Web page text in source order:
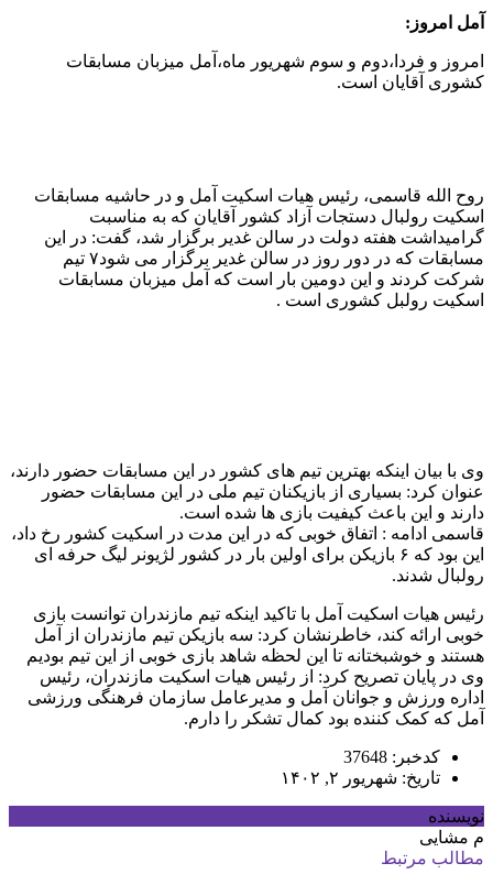
آمل امروز:
امروز و فردا،دوم و سوم شهریور ماه،آمل میزبان مسابقات
کشوری آقایان است.
روح الله قاسمی، رئیس هیات اسکیت آمل و در حاشیه مسابقات
اسکیت رولبال دستجات آزاد کشور آقایان که به مناسبت
گرامیداشت هفته دولت در سالن غدیر برگزار شد، گفت: در این
مسابقات که در دور روز در سالن غدیر برگزار می شود۷ تیم
شرکت کردند و این دومین بار است که آمل میزبان مسابقات
اسکیت رولبل کشوری است .
وی با بیان اینکه بهترین تیم های کشور در این مسابقات حضور دارند،
عنوان کرد: بسیاری از بازیکنان تیم ملی در این مسابقات حضور
دارند و این باعث کیفیت بازی ها شده است.
قاسمی ادامه : اتفاق خوبی که در این مدت در اسکیت کشور رخ داد،
این بود که ۶ بازیکن برای اولین بار در کشور لژیونر لیگ حرفه ای
رولبال شدند.
رئیس هیات اسکیت آمل با تاکید اینکه تیم مازندران توانست بازی
خوبی ارائه کند، خاطرنشان کرد: سه بازیکن تیم مازندران از آمل
هستند و خوشبختانه تا این لحظه شاهد بازی خوبی از این تیم بودیم‌
وی در پایان تصریح کرد: از رئیس هیات اسکیت مازندران، رئیس
اداره ورزش و جوانان آمل و مدیرعامل سازمان فرهنگی ورزشی
آمل که کمک کننده بود کمال تشکر را دارم.
کدخبر: 37648
تاریخ: شهریور ۲, ۱۴۰۲
نویسنده
م مشایی
مطالب مرتبط